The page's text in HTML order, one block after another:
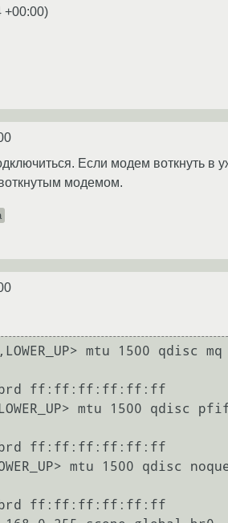
+00:00)
Если модем воткнуть в
модемом.
mtu 1500
mtu 1500
mtu 1500 qdisc